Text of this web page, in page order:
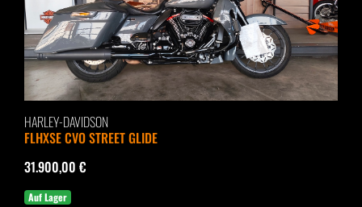
HARLEY-DAVIDSON
FLHXSE CVO STREET GLIDE
31.900,00 €
Auf Lager